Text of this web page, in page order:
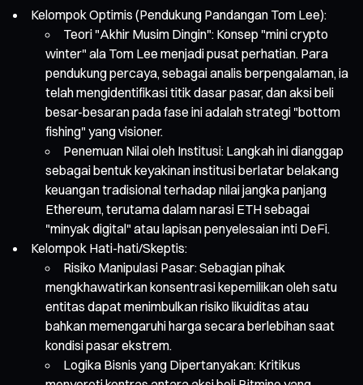
Kelompok Optimis (Pendukung Pandangan Tom Lee):
Teori "Akhir Musim Dingin": Konsep "mini crypto
winter" ala Tom Lee menjadi pusat perhatian. Para
pendukung percaya, sebagai analis berpengalaman, ia
telah mengidentifikasi titik dasar pasar, dan aksi beli
besar-besaran pada fase ini adalah strategi "bottom
fishing" yang visioner.
Penemuan Nilai oleh Institusi: Langkah ini dianggap
sebagai bentuk keyakinan institusi berlatar belakang
keuangan tradisional terhadap nilai jangka panjang
Ethereum, terutama dalam narasi ETH sebagai
"minyak digital" atau lapisan penyelesaian inti DeFi.
Kelompok Hati-hati/Skeptis:
Risiko Manipulasi Pasar: Sebagian pihak
mengkhawatirkan konsentrasi kepemilikan oleh satu
entitas dapat menimbulkan risiko likuiditas atau
bahkan memengaruhi harga secara berlebihan saat
kondisi pasar ekstrem.
Logika Bisnis yang Dipertanyakan: Kritikus